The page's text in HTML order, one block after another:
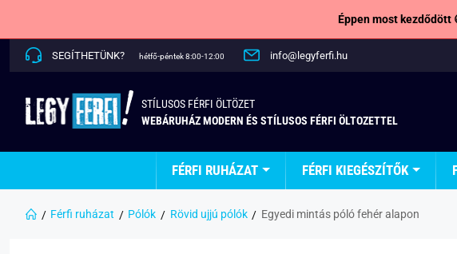
Éppen most kezdődött
SEGÍTHETÜNK? hétfő-péntek 8:00-12:00 info@legyferfi.hu
STÍLUSOS FÉRFI ÖLTÖZET
WEBÁRUHÁZ MODERN ÉS STÍLUSOS FÉRFI ÖLTOZETTEL
FÉRFI RUHÁZAT FÉRFI KIEGÉSZÍTŐK
Férfi ruházat Pólók Rövid ujjú pólók Egyedi mintás póló fehér alapon